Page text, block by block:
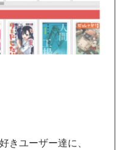
きユーザー達に、